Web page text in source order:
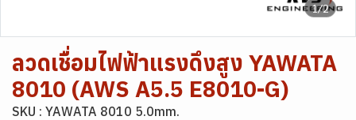
1/2
ลวดเชื่อมไฟฟ้าแรงดึงสูง YAWATA
8010 (AWS A5.5 E8010-G)
SKU : YAWATA 8010 5.0mm.